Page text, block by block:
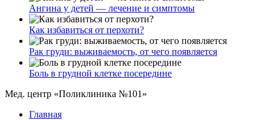
Ангина у детей — лечение и симптомы
Как избавиться от перхоти?
Рак груди: выживаемость, от чего появляется
Боль в грудной клетке посередине
Мед. центр «Поликлиника №101»
Главная